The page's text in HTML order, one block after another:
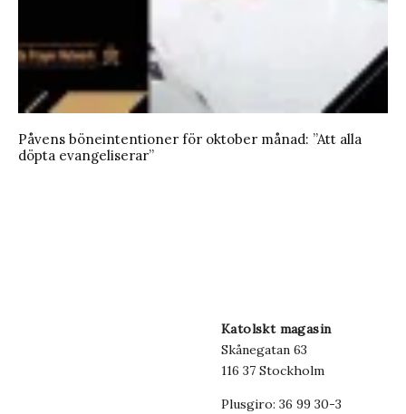
Påvens böneintentioner för oktober månad: ”Att alla
döpta evangeliserar”
Katolskt magasin
Skånegatan 63
116 37 Stockholm
Plusgiro: 36 99 30-3